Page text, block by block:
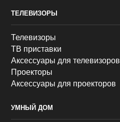
ТЕЛЕВИЗОРЫ
Телевизоры
ТВ приставки
Аксессуары для телевизоров
Проекторы
Аксессуары для проекторов
УМНЫЙ ДОМ